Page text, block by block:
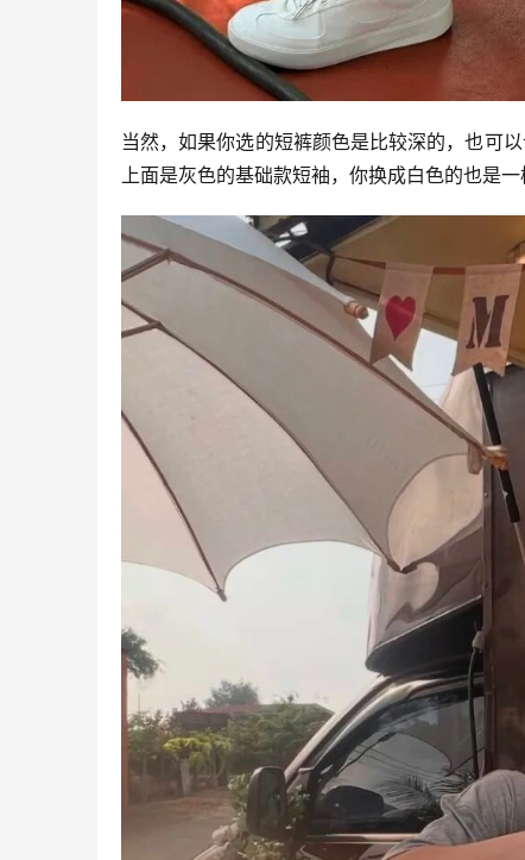
当然，如果你选的短裤颜色是比较深的，也可
上面是灰色的基础款短袖，你换成白色的也是